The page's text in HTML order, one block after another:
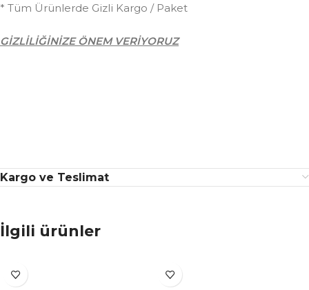
* Tüm Ürünlerde Gizli Kargo / Paket
GİZLİLİĞİNİZE ÖNEM VERİYORUZ
Kargo ve Teslimat
İlgili ürünler